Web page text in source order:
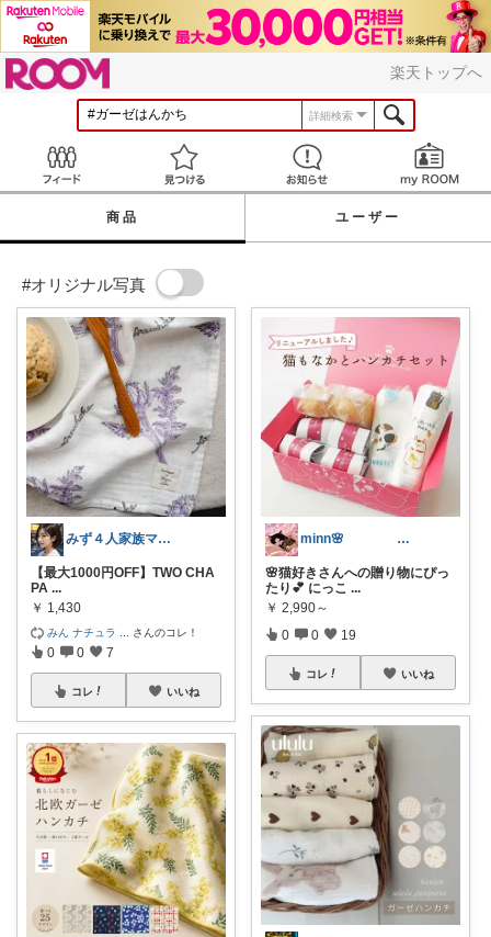
楽天トップへ
詳細検索
見つける お知らせ
商品 ユーザー
#オリジナル写真
みず４人家族ママ★３０代子育て奮闘中🙆
【最大1000円OFF】TWO CHA
PA ...
￥ 1,430
みん ナチュラ さんのコレ！
0 0 7
コレ いいね
minn🌸 358
🌸猫好きさんへの贈り物にぴっ
たり💕 にっこ ...
￥ 2,990～
0 0 19
コレ いいね